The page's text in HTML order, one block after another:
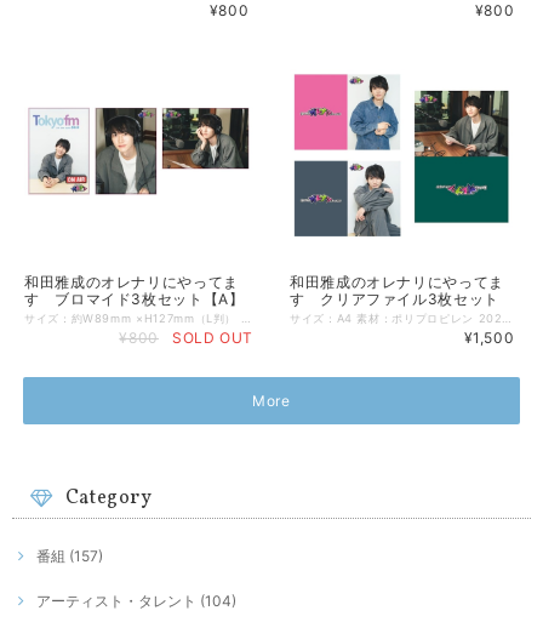
¥800 ¥800
和田雅成のオレナリにやってま
す ブロマイド3枚セット【A】
サイズ：約W89mm ×H127mm（L判） 素材：印画紙 2026年3月13日に開催「和田雅成のオレナリにやってます」公開収録で先行販売されたブロマイド3枚セットがECに登場！ ぜひこの機会にお買い求めください！ ※ブロマイドはA～D 全4種ございます。
¥800 SOLD OUT
和田雅成のオレナリにやってま
す クリアファイル3枚セット
サイズ：A4 素材：ポリプロピレン 2026年3月13日に開催「和田雅成のオレナリにやってます」公開収録で先行販売されたクリアファイル3枚セットがECに登場！ ぜひこの機会にお買い求めください！
¥1,500
More
Category
番組 (157)
アーティスト・タレント (104)